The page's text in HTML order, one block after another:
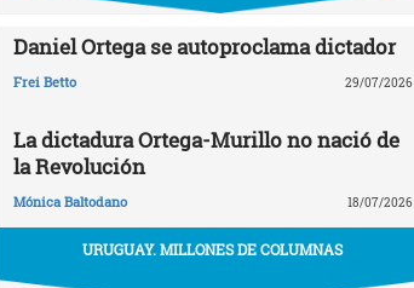
Daniel Ortega se autoproclama dictador
Frei Betto 29/07/2026
La dictadura Ortega-Murillo no nació de
la Revolución
Mónica Baltodano 18/07/2026
URUGUAY. MILLONES DE COLUMNAS